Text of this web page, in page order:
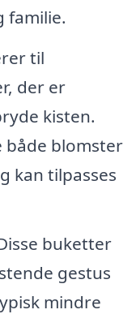
familie.
til
der er
kisten.
både blomster
kan tilpasses
buketter
gestus
mindre